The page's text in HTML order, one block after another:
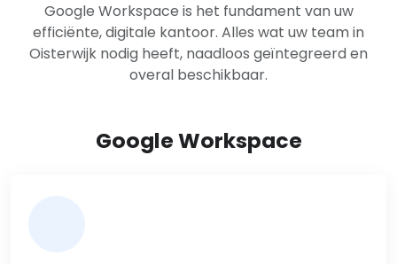
Google Workspace is het fundament van uw
efficiënte, digitale kantoor. Alles wat uw team in
Oisterwijk nodig heeft, naadloos geïntegreerd en
overal beschikbaar.
Google Workspace